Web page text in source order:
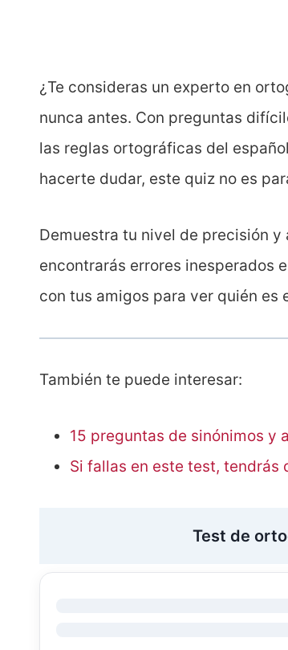
¿Te consideras un experto en
nunca antes. Con preguntas
las reglas ortográficas del
hacerte dudar, este quiz no es
Demuestra tu nivel de precisión
encontrarás errores inesperados
con tus amigos para ver quién es
También te puede interesar:
15 preguntas de sinónimos y
Si fallas en este test, tendrás
Test de